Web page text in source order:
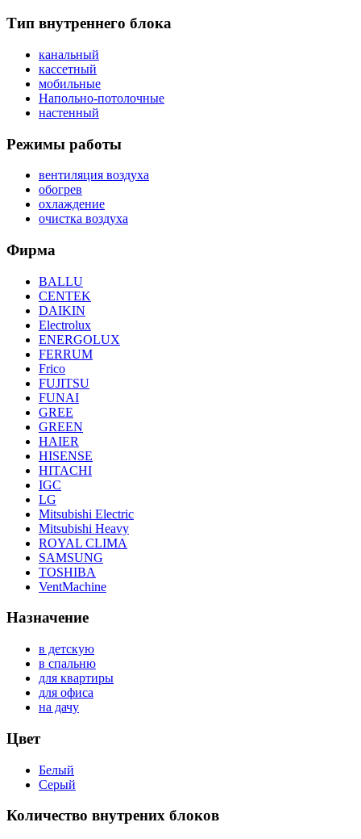
Тип внутреннего блока
канальный
кассетный
мобильные
Напольно-потолочные
настенный
Режимы работы
вентиляция воздуха
обогрев
охлаждение
очистка воздуха
Фирма
BALLU
CENTEK
DAIKIN
Electrolux
ENERGOLUX
FERRUM
Frico
FUJITSU
FUNAI
GREE
GREEN
HAIER
HISENSE
HITACHI
IGC
LG
Mitsubishi Electric
Mitsubishi Heavy
ROYAL CLIMA
SAMSUNG
TOSHIBA
VentMachine
Назначение
в детскую
в спальню
для квартиры
для офиса
на дачу
Цвет
Белый
Серый
Количество внутрених блоков